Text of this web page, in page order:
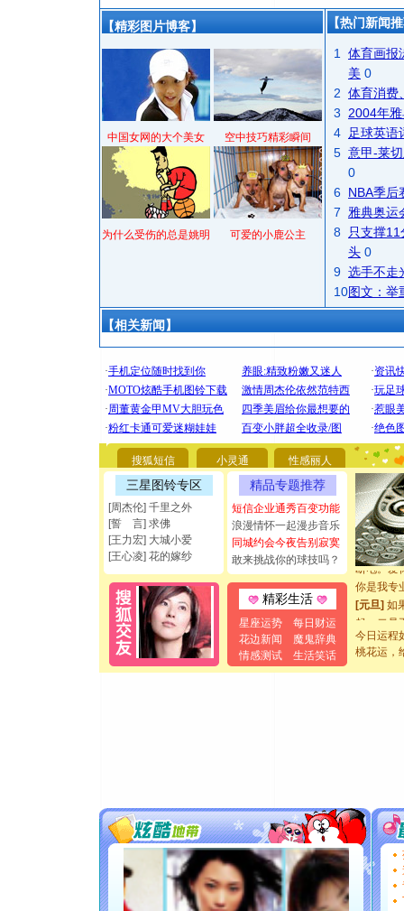
【精彩图片博客】
中国女网的大个美女 空中技巧精彩瞬间
为什么受伤的总是姚明 可爱的小鹿公主
【热门新闻
1
体育画报
美 0
2 体育消费
3
2004年
4
足球英语
5 意甲-莱
0
6 NBA季后
7
雅典奥运
8
只支撑
头 0
9 选手不走
10图文：举
【相关新闻】
搜狐短信 小灵通 性感丽人
三星图铃专区
[周杰伦] 千里之外
[誓 言] 求佛
[王力宏] 大城小爱
[王心凌] 花的嫁纱
精品专题推荐
短信企业通秀百变功能
浪漫情怀一起漫步音乐
同城约会今夜告别寂寞
敢来挑战你的球技吗？
精彩生活
星座运势
每日财运
花边新闻
魔鬼辞典
情感测试
生活笑话
[圣诞节]
你太多
要平安
[圣诞节]
能正大光
都要快乐
[圣诞节]
如意,快
[元旦]看
断电。爱
你是我专
[元旦] 如
起；二是
离。水晶
[元旦]当
泣，这痛
[圣诞节]
你太多
要平安
[圣诞节]
能正大
都要快乐
今日运程
桃花运，